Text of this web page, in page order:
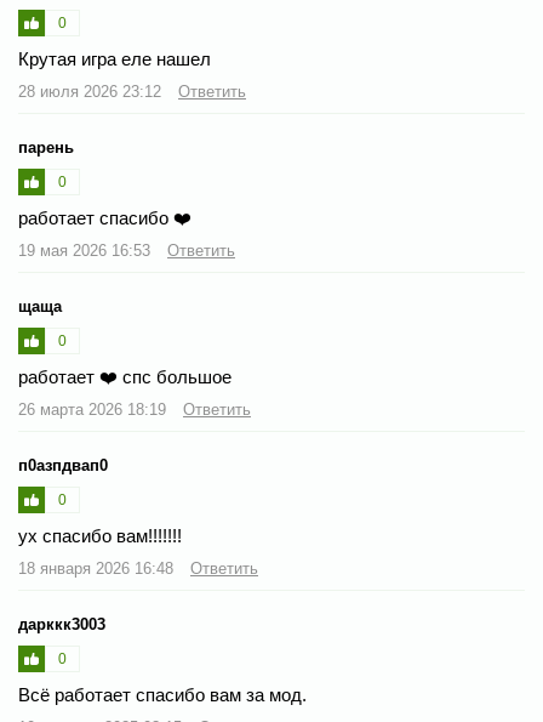
0
Крутая игра еле нашел
28 июля 2026 23:12 Ответить
парень
0
работает спасибо ❤️
19 мая 2026 16:53 Ответить
щаща
0
работает ❤️ спс большое
26 марта 2026 18:19 Ответить
п0азпдвап0
0
ух спасибо вам!!!!!!!
18 января 2026 16:48 Ответить
дарккк3003
0
Всё работает спасибо вам за мод.